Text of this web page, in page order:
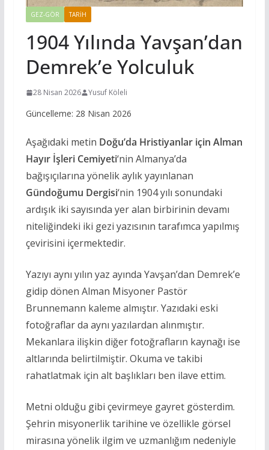
GEZ-GÖR TARIH
1904 Yılında Yavşan’dan
Demrek’e Yolculuk
28 Nisan 2026 Yusuf Köleli
Güncelleme: 28 Nisan 2026
Aşağıdaki metin Doğu’da Hristiyanlar için Alman
Hayır İşleri Cemiyeti‘nin Almanya’da
bağışıçılarına yönelik aylık yayınlanan
Gündoğumu Dergisi‘nin 1904 yılı sonundaki
ardışık iki sayısında yer alan birbirinin devamı
niteliğindeki iki gezi yazısının tarafımca yapılmış
çevirisini içermektedir.
Yazıyı aynı yılın yaz ayında Yavşan’dan Demrek’e
gidip dönen Alman Misyoner Pastör
Brunnemann kaleme almıştır. Yazıdaki eski
fotoğraflar da aynı yazılardan alınmıştır.
Mekanlara ilişkin diğer fotoğrafların kaynağı ise
altlarında belirtilmiştir. Okuma ve takibi
rahatlatmak için alt başlıkları ben ilave ettim.
Metni olduğu gibi çevirmeye gayret gösterdim.
Şehrin misyonerlik tarihine ve özellikle görsel
mirasına yönelik ilgim ve uzmanlığım nedeniyle